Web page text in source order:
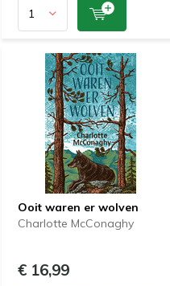
Ooit waren er wolven
Charlotte McConaghy
€ 16,99